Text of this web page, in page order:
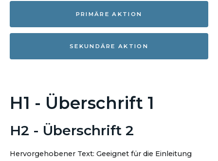
PRIMÄRE AKTION
SEKUNDÄRE AKTION
H1 - Überschrift 1
H2 - Überschrift 2
Hervorgehobener Text: Geeignet für die Einleitung